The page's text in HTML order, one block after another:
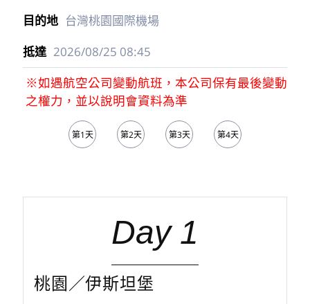
台灣桃園國際機場
2026/08/25 08:45
※如遇航空公司變動航班，本公司保有最後變動
之權力，並以說明會資料為準
第1天 第2天 第3天 第4天
Day 1
桃園／伊斯坦堡